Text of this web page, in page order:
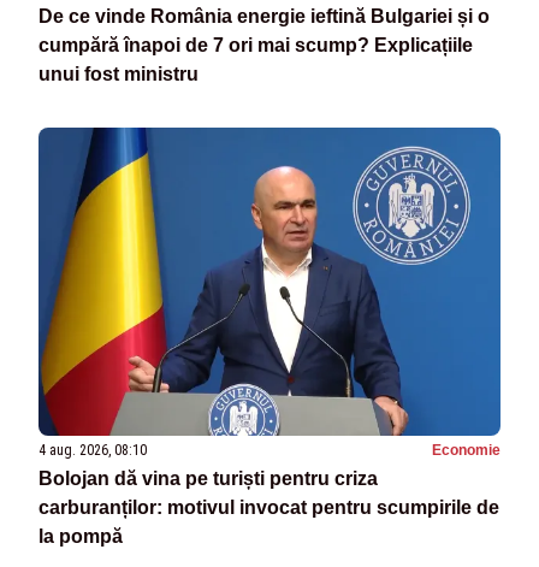
De ce vinde România energie ieftină Bulgariei și o
cumpără înapoi de 7 ori mai scump? Explicațiile
unui fost ministru
4 aug. 2026, 08:10 Economie
Bolojan dă vina pe turiști pentru criza
carburanților: motivul invocat pentru scumpirile de
la pompă